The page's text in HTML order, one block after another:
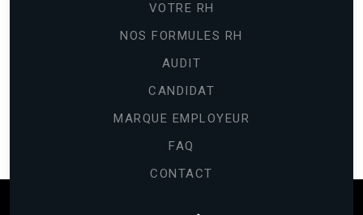
VOTRE RH
NOS FORMULES RH
AUDIT
CANDIDAT
MARQUE EMPLOYEUR
FAQ
CONTACT